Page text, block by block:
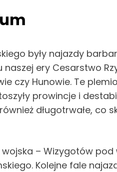
były najazdy
ery Cesarstwo
czy Hunowie. Te
prowincje i
długotrwałe, co
– Wizygotów
Kolejne fale